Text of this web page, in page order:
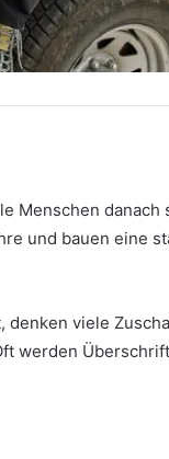
Menschen danach
und bauen eine
viele
werden